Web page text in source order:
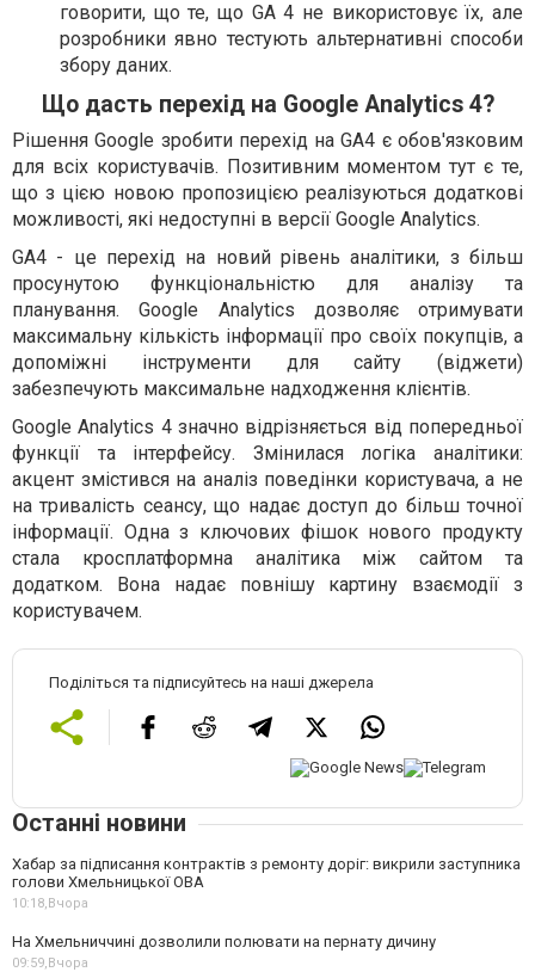
говорити, що те, що GA 4 не використовує їх, але
розробники явно тестують альтернативні способи
збору даних.
Що дасть перехід на Google Analytics 4?
Рішення Google зробити перехід на GA4 є обов'язковим
для всіх користувачів. Позитивним моментом тут є те,
що з цією новою пропозицією реалізуються додаткові
можливості, які недоступні в версії Google Analytics.
GA4 - це перехід на новий рівень аналітики, з більш
просунутою функціональністю для аналізу та
планування. Google Analytics дозволяє отримувати
максимальну кількість інформації про своїх покупців, а
допоміжні інструменти для сайту (віджети)
забезпечують максимальне надходження клієнтів.
Google Analytics 4 значно відрізняється від попередньої
функції та інтерфейсу. Змінилася логіка аналітики:
акцент змістився на аналіз поведінки користувача, а не
на тривалість сеансу, що надає доступ до більш точної
інформації. Одна з ключових фішок нового продукту
стала кросплатформна аналітика між сайтом та
додатком. Вона надає повнішу картину взаємодії з
користувачем.
Поділіться та підписуйтесь на наші джерела
Останні новини
Хабар за підписання контрактів з ремонту доріг: викрили заступника
голови Хмельницької ОВА
10:18,Вчора
На Хмельниччині дозволили полювати на пернату дичину
09:59,Вчора